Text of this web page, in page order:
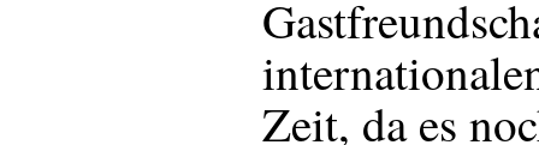
Zeit, da es